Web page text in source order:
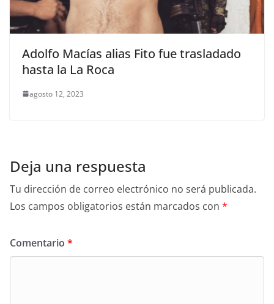
Adolfo Macías alias Fito fue trasladado
hasta la La Roca
agosto 12, 2023
Deja una respuesta
Tu dirección de correo electrónico no será publicada.
Los campos obligatorios están marcados con *
Comentario *